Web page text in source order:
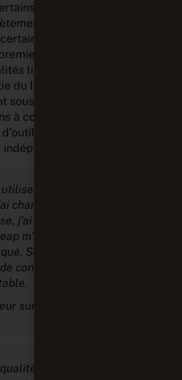
logiciels open source
obsolètes et non
d’entre eux peuvent
abord, mais ils ont
limitées ; certains ne
du logiciel en open source,
sous licence propriétaire.
à collaborer avec de
open source qui vous
!
Tuleap !
changé
j’ai dû utiliser
m’a tout de
Son
configuration
sur Capterra
rencontre